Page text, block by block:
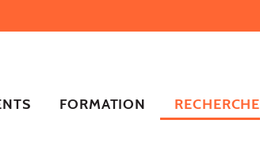
FORMATION RECHERCHE